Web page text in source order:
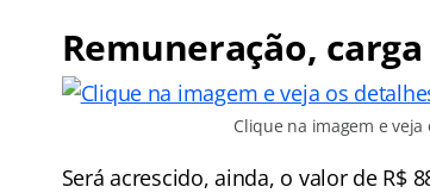
Remuneração,
Clique na imagem e veja
Será acrescido, ainda, o valor de R$